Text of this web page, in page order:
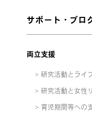
サポート・プロ
両立支援
研究活動とライ
研究活動と女性
育児期間等への